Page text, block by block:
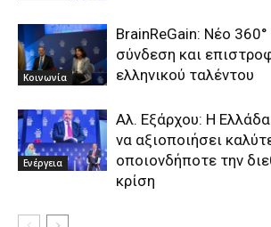
Κοινωνία
BrainReGain: Νέο
σύνδεση και
ελληνικού ταλέντου
Ενέργεια
Αλ. Εξάρχου: Η
να αξιοποιήσει
οποιονδήποτε την
κρίση